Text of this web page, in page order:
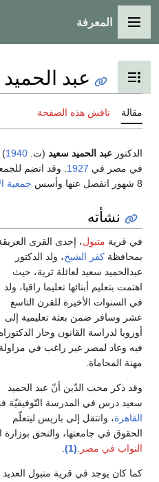
القائمة الرئيسية
المعرفة
تبديل عرض جدول المحتويات
عبد
مقالة ناقش هذه الصفحة
الدكتور عبد الحميد سعيد (ت. 1940
في مصر في 1927 . وقد انضم
8 شهور انفصل عنها وأسس
جمعية
نشأته
في قرية متبول، إحدى القرى
بمحافظة كفر الشيخ، ولد الدكتور
عبدالحميد سعيد لعائلة ثرية، حيث
اهتمت بتعليم أبنائها تعليما راقيا، ولد
في السنوات الأخيرة للقرن التاسع
عشر وسافر ضمن بعثة تعليمية إلى
أوروبا لدراسة القانون وحاز الدكتوراه
فيه وعاد لمصر غير راغب في مزاولة
مهنة المحاماة.
وقد ذكر محب الدّين أنّ عبد الحميد
سعيد درس في المدرسة التّوفيقيّة
القاهرة، وانتقل إلى باريس ليتعلّم
الحقوق في جامعتها، والتحق
النواب في مصر .
(1)
.
كما كان يوجد في قرية متبول